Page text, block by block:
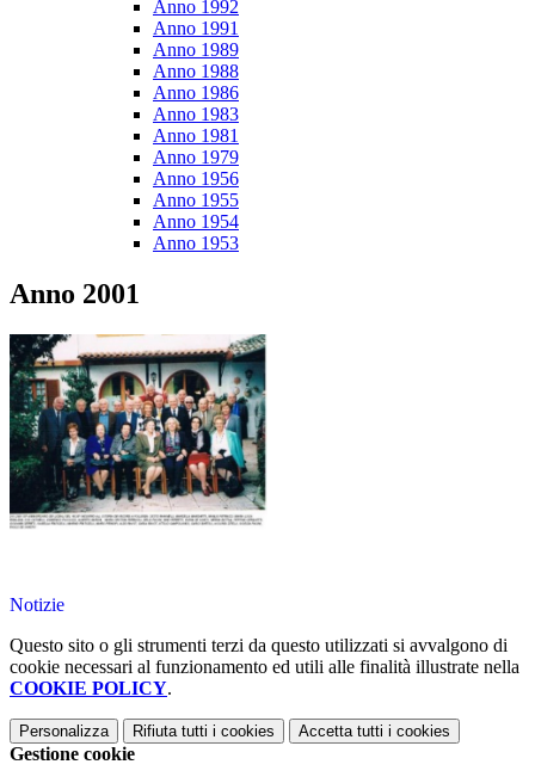
Anno 1992
Anno 1991
Anno 1989
Anno 1988
Anno 1986
Anno 1983
Anno 1981
Anno 1979
Anno 1956
Anno 1955
Anno 1954
Anno 1953
Anno 2001
Notizie
Questo sito o gli strumenti terzi da questo utilizzati si avvalgono di
cookie necessari al funzionamento ed utili alle finalità illustrate nella
COOKIE POLICY.
Personalizza Rifiuta tutti i cookies Accetta tutti i cookies
Gestione cookie